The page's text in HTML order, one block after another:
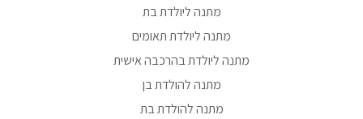
מתנה ליולדת בת
מתנה ליולדת תאומים
מתנה ליולדת בהרכבה אישית
מתנה להולדת בן
מתנה להולדת בת